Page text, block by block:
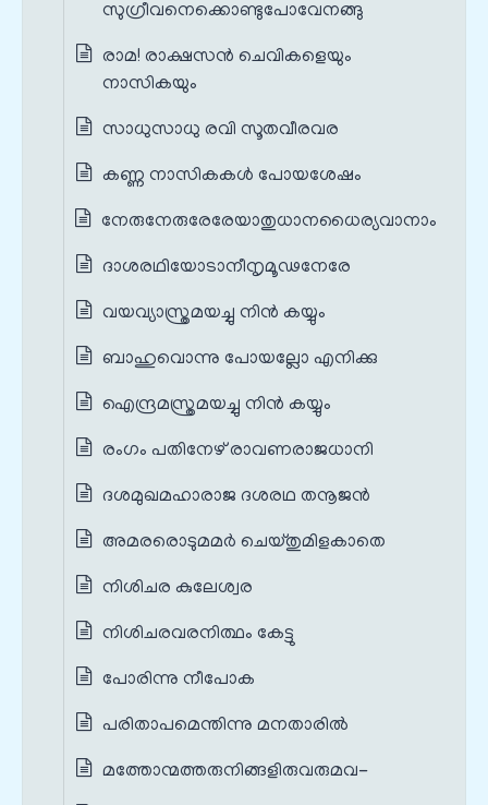
സുഗ്രീവനെക്കൊണ്ടുപോവേനങ്ങു
രാമ! രാക്ഷസൻ ചെവികളെയും
നാസികയും
സാധുസാധു രവി സൂതവീരവര
കണ്ണ നാസികകൾ പോയശേഷം
നേരുനേരുരേരേയാതുധാനധൈര്യവാനാം
ദാശരഥിയോടാനീനൃമൂഢനേരേ
വയവ്യാസ്ത്രമയച്ചു നിൻ കയ്യും
ബാഹുവൊന്നു പോയല്ലോ എനിക്കു
ഐന്ദ്രമസ്ത്രമയച്ചു നിൻ കയ്യും
രംഗം പതിനേഴ് രാവണരാജധാനി
ദശമുഖമഹാരാജ ദശരഥ തനൂജൻ
അമരരൊടുമമർ ചെയ്തുമിളകാതെ
നിശിചര കുലേശ്വര
നിശിചരവരനിത്ഥം കേട്ടു
പോരിന്നു നീപോക
പരിതാപമെന്തിന്നു മനതാരിൽ
മത്തോന്മത്തരുനിങ്ങളിരുവരുമവ-